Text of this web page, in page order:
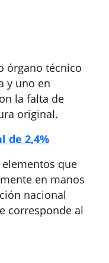
órgano técnico
y uno en
la falta de
original.
de 2,4%
que
en manos
nacional
corresponde al